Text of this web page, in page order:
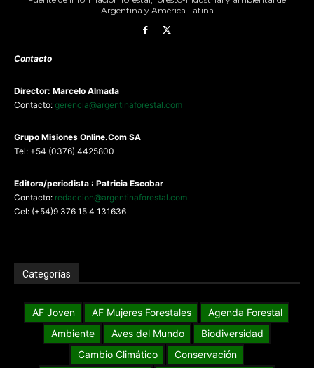
Argentina y América Latina
Contacto
Director: Marcelo Almada
Contacto: gerencia@argentinaforestal.com
Grupo Misiones Online.Com SA
Tel: +54 (0376) 4425800
Editora/periodista : Patricia Escobar
Contacto: redaccion@argentinaforestal.com
Cel: (+54)9 376 15 4 131636
Categorías
AF Joven AF Mujeres Forestales
Agenda Forestal
Ambiente
Aves del Mundo
Biodiversidad
Cambio Climático
Conservación